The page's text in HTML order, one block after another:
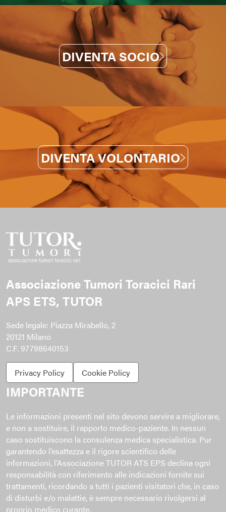
DIVENTA SOCIO
DIVENTA VOLONTARIO
Associazione Tumori Toracici Rari
APS ETS, TUTOR
Sede legale: Piazza Mirabello, 2
20121 Milano
C.F. 97798640153
Privacy Policy Cookie Policy
IMPORTANTE
Le informazioni presenti nel sito devono servire a migliorare,
e non a sostituire, il rapporto medico-paziente. In nessun
caso sostituiscono la consulenza medica specialistica. Pur
garantendo l’esattezza e il rigore scientifico delle
informazioni, l’Associazione TUTOR ATS EPS declina ogni
responsabilità con riferimento alle indicazioni fornite sui
trattamenti, ricordando a tutti i pazienti visitatori che, in caso
di disturbi e/o malattie, è sempre necessario rivolgersi al
proprio medico curante.